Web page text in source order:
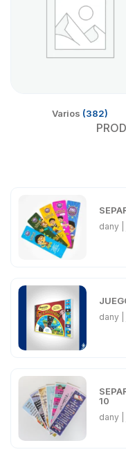
Varios (382)
dany
dany
10
dany